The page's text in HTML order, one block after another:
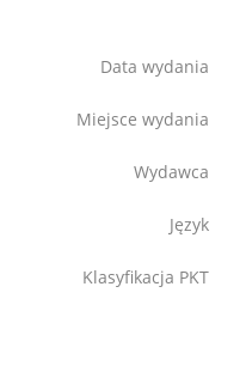
Data wydania
Miejsce wydania
Wydawca
Język
Klasyfikacja PKT